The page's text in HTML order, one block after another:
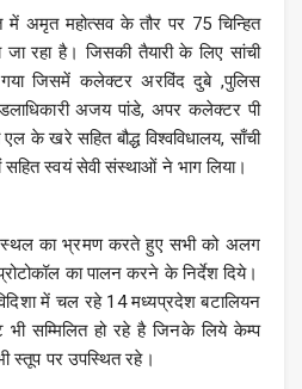
में अमृत महोत्सव के तौर पर 75 चिन्हित
रहा है। जिसकी तैयारी के लिए सांची
जिसमें कलेक्टर अरविंद दुबे ,पुलिस
अजय पांडे, अपर कलेक्टर पी
एल के खरे सहित बौद्ध विश्वविधालय, साँची
सहित स्वयं सेवी संस्थाओं ने भाग लिया।
का भ्रमण करते हुए सभी को अलग
का पालन करने के निर्देश दिये।
में चल रहे 14 मध्यप्रदेश बटालियन
सम्मिलित हो रहे है जिनके लिये केम्प
स्तूप पर उपस्थित रहे।